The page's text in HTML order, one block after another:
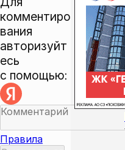
комментиро
вания
авторизуйт
есь
с помощью:
Правила